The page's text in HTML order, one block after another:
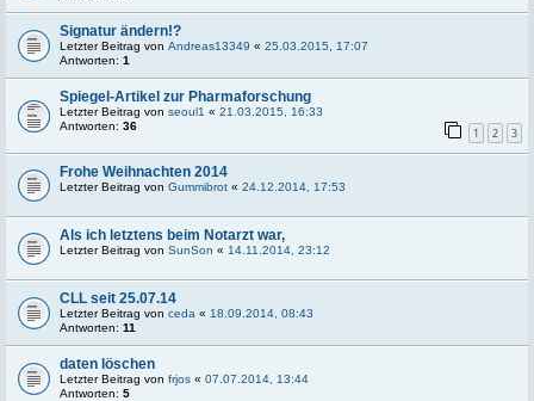
Signatur ändern!?
Letzter Beitrag von Andreas13349 « 25.03.2015, 17:07
Antworten: 1
Spiegel-Artikel zur Pharmaforschung
Letzter Beitrag von seoul1 « 21.03.2015, 16:33
Antworten: 36 1 2 3
Frohe Weihnachten 2014
Letzter Beitrag von Gummibrot « 24.12.2014, 17:53
Als ich letztens beim Notarzt war,
Letzter Beitrag von SunSon « 14.11.2014, 23:12
CLL seit 25.07.14
Letzter Beitrag von ceda « 18.09.2014, 08:43
Antworten: 11
daten löschen
Letzter Beitrag von frjos « 07.07.2014, 13:44
Antworten: 5